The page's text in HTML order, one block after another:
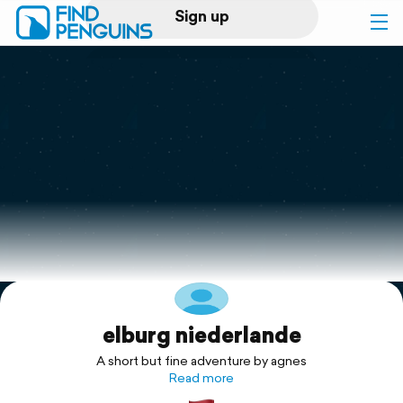
Sign up
Log in
Print a book
Flyover video
Explore
Supportelburg niederlande
A short but fine adventure by agnes
Read more